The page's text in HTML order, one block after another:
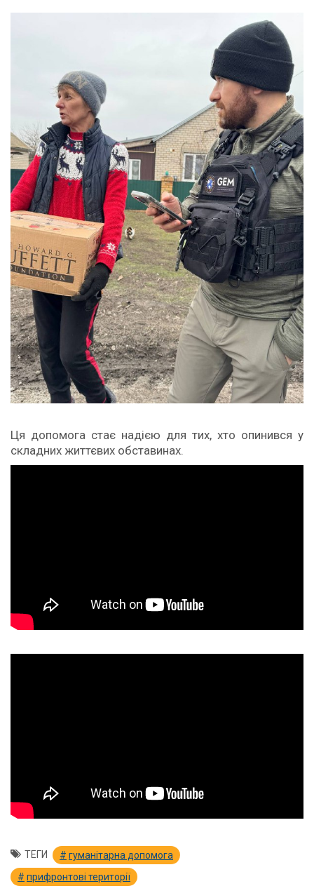
Ця допомога стає надією для тих, хто опинився у
складних життєвих обставинах.
ТЕГИ
гуманітарна допомога
прифронтові території